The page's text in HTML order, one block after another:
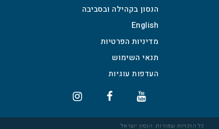
הנסון בקהילה ובסביבה
English
מדיניות הפרטיות
תנאי השימוש
כל הזכויות שמורות, הנסון ישראל